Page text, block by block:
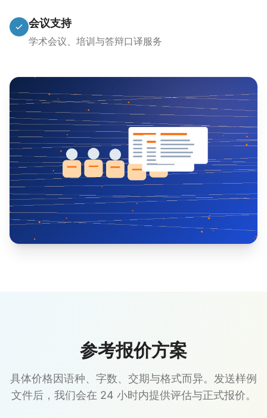
会议支持
学术会议、培训与答辩口译服务
参考报价方案
具体价格因语种、字数、交期与格式而异。发送样例
文件后，我们会在 24 小时内提供评估与正式报价。